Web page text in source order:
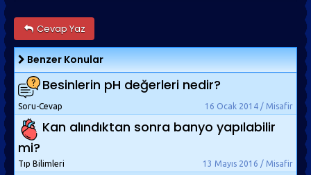
Cevap Yaz
Benzer Konular
Besinlerin pH değerleri nedir?
16 Ocak 2014 / Misafir
Soru-Cevap
Kan alındıktan sonra banyo yapılabilir
mi?
13 Mayıs 2016 / Misafir
Tıp Bilimleri